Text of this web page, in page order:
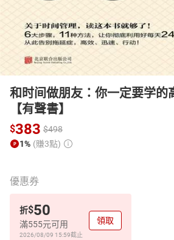
和时间做朋友：你一定要学的
【有聲書】
$383 $498
1% (賺3點)
優惠券
折$50
滿555元可用
2026/08/09 15:59截止
領取